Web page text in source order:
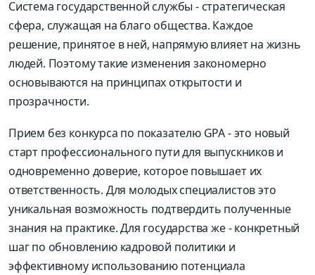
Система государственной службы - стратегическая
сфера, служащая на благо общества. Каждое
решение, принятое в ней, напрямую влияет на жизнь
людей. Поэтому такие изменения закономерно
основываются на принципах открытости и
прозрачности.
Прием без конкурса по показателю GPA - это новый
старт профессионального пути для выпускников и
одновременно доверие, которое повышает их
ответственность. Для молодых специалистов это
уникальная возможность подтвердить полученные
знания на практике. Для государства же - конкретный
шаг по обновлению кадровой политики и
эффективному использованию потенциала